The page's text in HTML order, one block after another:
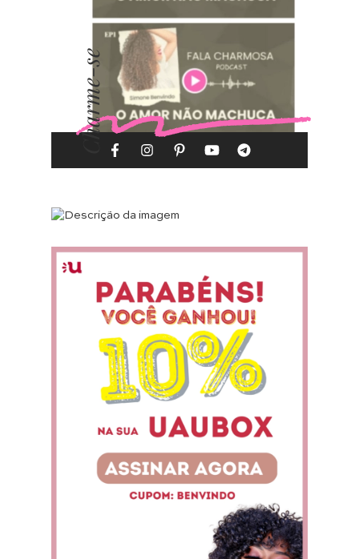
Charme-se